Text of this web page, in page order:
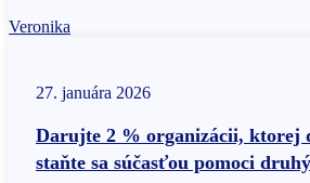
Veronika
27. januára 2026
Darujte 2 % organizácii, ktorej
staňte sa súčasťou pomoci